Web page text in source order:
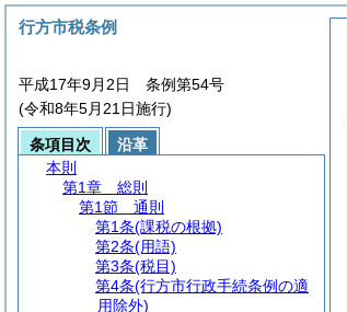
行方市税条例
平成17年9月2日 条例第54号
(令和8年5月21日施行)
条項目次
沿革
本則
第1章
総則
第1節
通則
第1条(課税の根拠)
第2条(用語)
第3条(税目)
第4条(行方市行政手続条例の適
用除外)